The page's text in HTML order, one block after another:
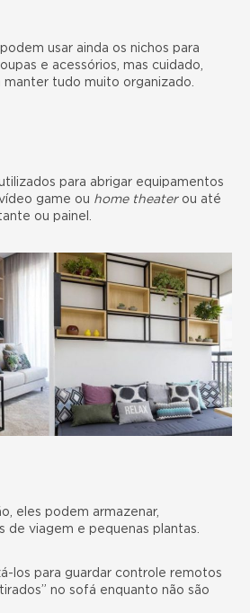
usar ainda os nichos para
e acessórios, mas cuidado,
tudo muito organizado.
para abrigar equipamentos
game ou home theaterou até
ou painel.
eles podem armazenar,
de viagem e pequenas plantas.
los para guardar controle remotos
no sofá enquanto não são